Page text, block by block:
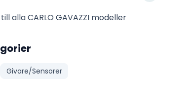
alla CARLO GAVAZZI modeller
Givare/Sensorer